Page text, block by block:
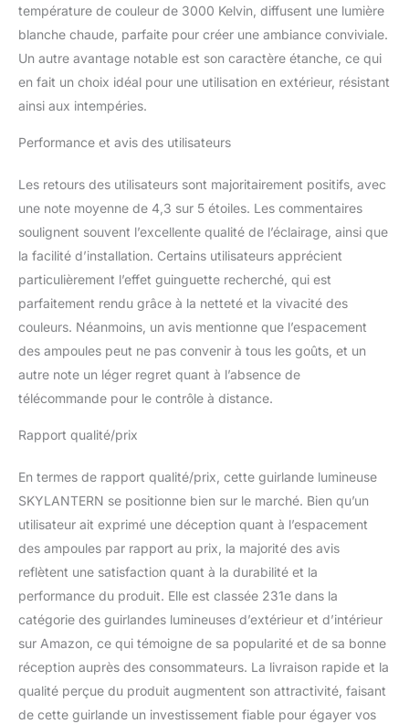
STOCK EN FRANCE:
Nous sommes basés à
en Français et notre SAV
aussi ! Disponible par
GARANTIS 2 ANS.
température de couleur de 3000 Kelvin, diffusent une lumière
blanche chaude, parfaite pour créer une ambiance conviviale.
Un autre avantage notable est son caractère étanche, ce qui
en fait un choix idéal pour une utilisation en extérieur, résistant
ainsi aux intempéries.
Performance et avis des utilisateurs
Les retours des utilisateurs sont majoritairement positifs, avec
une note moyenne de 4,3 sur 5 étoiles. Les commentaires
soulignent souvent l’excellente qualité de l’éclairage, ainsi que
la facilité d’installation. Certains utilisateurs apprécient
particulièrement l’effet guinguette recherché, qui est
parfaitement rendu grâce à la netteté et la vivacité des
couleurs. Néanmoins, un avis mentionne que l’espacement
des ampoules peut ne pas convenir à tous les goûts, et un
autre note un léger regret quant à l’absence de
télécommande pour le contrôle à distance.
Rapport qualité/prix
En termes de rapport qualité/prix, cette guirlande lumineuse
SKYLANTERN se positionne bien sur le marché. Bien qu’un
utilisateur ait exprimé une déception quant à l’espacement
des ampoules par rapport au prix, la majorité des avis
reflètent une satisfaction quant à la durabilité et la
performance du produit. Elle est classée 231e dans la
catégorie des guirlandes lumineuses d’extérieur et d’intérieur
sur Amazon, ce qui témoigne de sa popularité et de sa bonne
réception auprès des consommateurs. La livraison rapide et la
qualité perçue du produit augmentent son attractivité, faisant
de cette guirlande un investissement fiable pour égayer vos